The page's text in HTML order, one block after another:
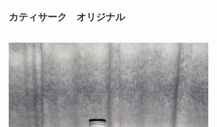
カティサーク オリジナル